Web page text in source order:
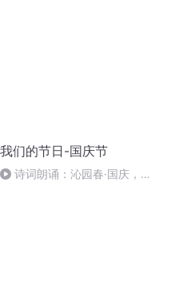
我们的节日-国庆节
诗词朗诵：沁园春·国庆，朗